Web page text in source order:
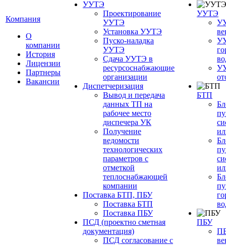
Компания
О
компании
История
Лицензии
Партнеры
Вакансии
УУТЭ
Проектирование
УУТЭ
Установка УУТЭ
Пуско-наладка
УУТЭ
Сдача УУТЭ в
ресурсоснабжающие
организации
Диспетчеризация
Вывод и передача
данных ТП на
рабочее место
диспечера УК
Получение
ведомости
технологических
параметров с
отметкой
теплоснабжающей
компании
Поставка БТП, ПБУ
Поставка БТП
Поставка ПБУ
ПСД (проектно сметная
документация)
ПСД согласование с
УУТЭ
БТП
ПБУ